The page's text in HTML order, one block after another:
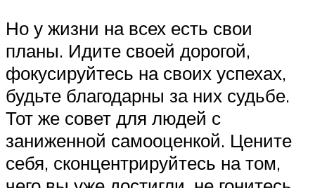
Но у жизни на всех есть свои
планы. Идите своей дорогой,
фокусируйтесь на своих успехах,
будьте благодарны за них судьбе.
Тот же совет для людей с
заниженной самооценкой. Цените
себя, сконцентрируйтесь на том,